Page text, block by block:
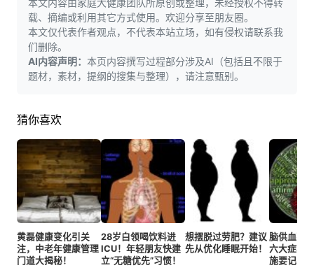
本文内容由家庭大健康团队所原创或整理，未经授权不得转
载、摘编或利用其它方式使用。欢迎分享至朋友圈。
本文仅代表作者观点，不代表本站立场，如有侵权请联系我
们删除。
AI内容声明： 本页内容撰写过程部分涉及AI（包括且不限于
题材，素材，提纲的搜集与整理），请注意甄别。
猜你喜欢
黄磊健康变化引关
注，中老年健康管理
门道大揭秘！
28岁白领喝饮料进
ICU！年轻朋友快建
立“无糖优先”习惯！
想摆脱过劳肥？建议
先从优化睡眠开始！
脑供血不
六大症状
施要记牢！